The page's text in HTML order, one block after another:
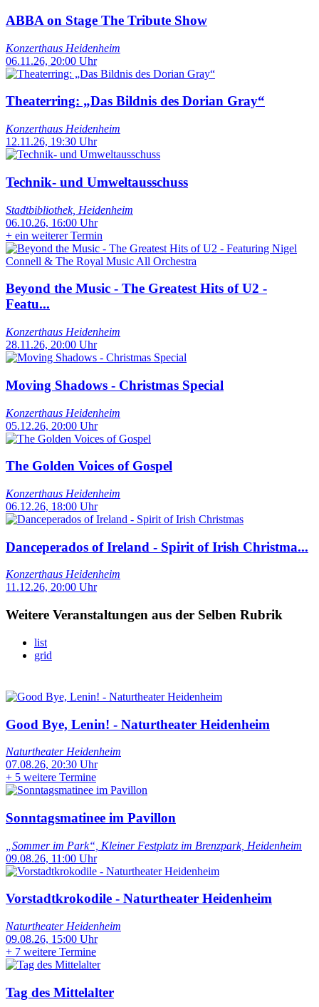
ABBA on Stage The Tribute Show
Konzerthaus Heidenheim
06.11.26, 20:00 Uhr
Theaterring: „Das Bildnis des Dorian Gray“
Konzerthaus Heidenheim
12.11.26, 19:30 Uhr
Technik- und Umweltausschuss
Stadtbibliothek, Heidenheim
06.10.26, 16:00 Uhr
+ ein weiterer Termin
Beyond the Music - The Greatest Hits of U2 -
Featu...
Konzerthaus Heidenheim
28.11.26, 20:00 Uhr
Moving Shadows - Christmas Special
Konzerthaus Heidenheim
05.12.26, 20:00 Uhr
The Golden Voices of Gospel
Konzerthaus Heidenheim
06.12.26, 18:00 Uhr
Danceperados of Ireland - Spirit of Irish Christma...
Konzerthaus Heidenheim
11.12.26, 20:00 Uhr
Weitere Veranstaltungen aus der Selben Rubrik
list
grid
Good Bye, Lenin! - Naturtheater Heidenheim
Naturtheater Heidenheim
07.08.26, 20:30 Uhr
+ 5 weitere Termine
Sonntagsmatinee im Pavillon
„Sommer im Park“, Kleiner Festplatz im Brenzpark, Heidenheim
09.08.26, 11:00 Uhr
Vorstadtkrokodile - Naturtheater Heidenheim
Naturtheater Heidenheim
09.08.26, 15:00 Uhr
+ 7 weitere Termine
Tag des Mittelalter